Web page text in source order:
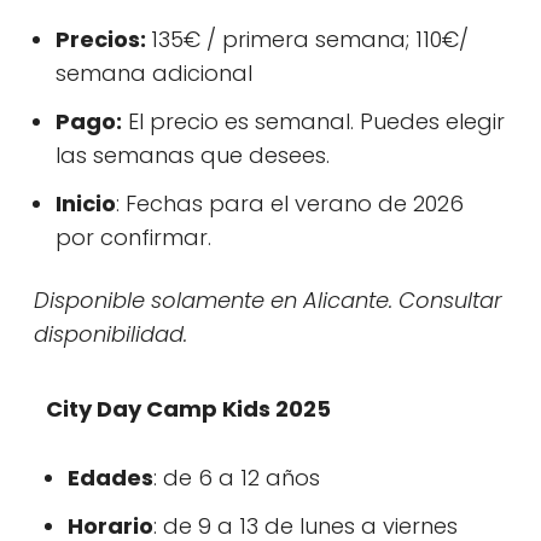
Precios: 135€ / primera semana; 110€/
semana adicional
Pago: El precio es semanal. Puedes elegir
las semanas que desees.
Inicio: Fechas para el verano de 2026
por confirmar.
Disponible solamente en Alicante. Consultar
disponibilidad.
City Day Camp Kids 2025
Edades: de 6 a 12 años
Horario: de 9 a 13 de lunes a viernes